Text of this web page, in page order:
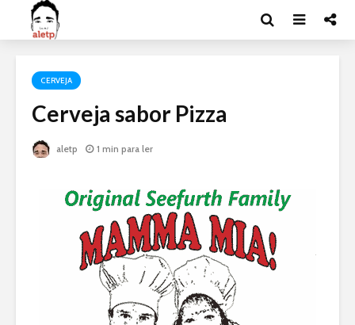
CERVEJA
Cerveja sabor Pizza
aletp 1 min para ler